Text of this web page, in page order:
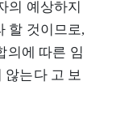
의 예상하지
할 것이므로,
의에 따른 임
는다 고 보